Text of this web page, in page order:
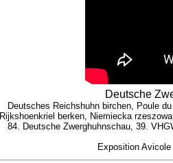
Deutsche
Deutsches Reichshuhn birchen, Poule
Rijkshoenkriel berken, Niemiecka
84. Deutsche Zwerghuhnschau, 39.
Exposition